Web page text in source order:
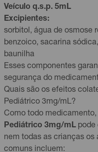
Veículo q.s.p. 5mL
Excipientes:
sorbitol, água de osmose
benzoico, sacarina
baunilha
Esses componentes
segurança do
Quais são os efeitos
Pediátrico 3mg/mL?
Como todo medicamento,
Pediátrico 3mg/mL pode
nem todas as crianças os
comuns incluem: